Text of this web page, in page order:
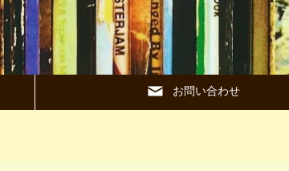
お問い合わせ